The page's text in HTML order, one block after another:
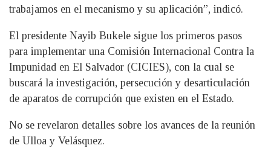
trabajamos en el mecanismo y su aplicación”, indicó.
El presidente Nayib Bukele sigue los primeros pasos
para implementar una Comisión Internacional Contra la
Impunidad en El Salvador (CICIES), con la cual se
buscará la investigación, persecución y desarticulación
de aparatos de corrupción que existen en el Estado.
No se revelaron detalles sobre los avances de la reunión
de Ulloa y Velásquez.